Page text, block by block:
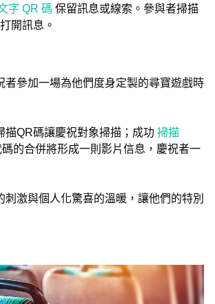
字 QR 碼 保留訊息或線索。參與者掃描
開訊息。
者參加一場為他們度身定製的尋寶遊戲時
描QR碼讓慶祝對象掃描；成功 掃描
的合併將形成一則影片信息，慶祝者一
刺激與個人化驚喜的溫暖，讓他們的特別